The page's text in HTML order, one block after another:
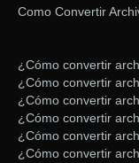
Como Convertir
¿Cómo convertir
¿Cómo convertir
¿Cómo convertir
¿Cómo convertir
¿Cómo convertir
¿Cómo convertir